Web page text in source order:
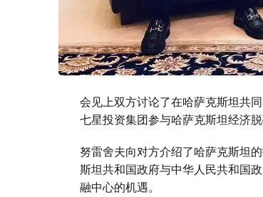
会见上双方讨论了在哈萨克斯坦共
七星投资集团参与哈萨克斯坦经济
努雷舍夫向对方介绍了哈萨克斯坦
斯坦共和国政府与中华人民共和国
融中心的机遇。